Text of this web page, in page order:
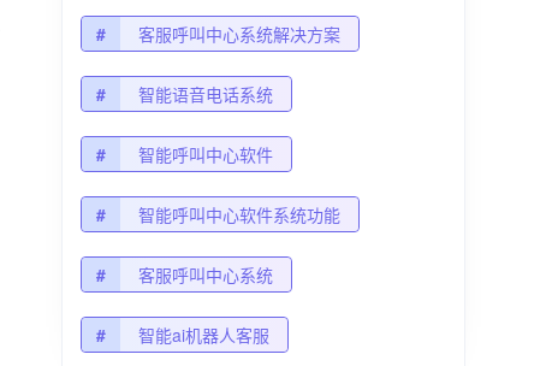
# 客服呼叫中心系统解决方案
# 智能语音电话系统
# 智能呼叫中心软件
# 智能呼叫中心软件系统功能
# 客服呼叫中心系统
# 智能ai机器人客服